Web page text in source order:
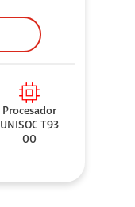
Procesador
UNISOC T93
00